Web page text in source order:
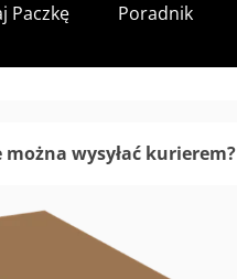
Paczkę Poradnik
wysyłać kurierem?